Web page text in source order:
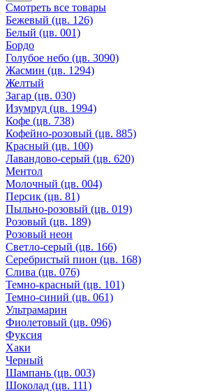
Смотреть все товары
Бежевый (цв. 126)
Белый (цв. 001)
Бордо
Голубое небо (цв. 3090)
Жасмин (цв. 1294)
Желтый
Загар (цв. 030)
Изумруд (цв. 1994)
Кофе (цв. 738)
Кофейно-розовый (цв. 885)
Красный (цв. 100)
Лавандово-серый (цв. 620)
Ментол
Молочный (цв. 004)
Персик (цв. 81)
Пыльно-розовый (цв. 019)
Розовый (цв. 189)
Розовый неон
Светло-серый (цв. 166)
Серебристый пион (цв. 168)
Слива (цв. 076)
Темно-красный (цв. 101)
Темно-синий (цв. 061)
Ультрамарин
Фиолетовый (цв. 096)
Фуксия
Хаки
Черный
Шампань (цв. 003)
Шоколад (цв. 111)